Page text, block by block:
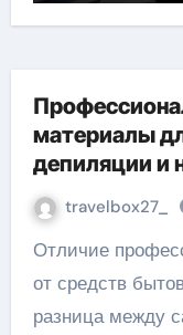
материалы
депиляции и
travelbox27_
Отличие профессиональной бьюти-косметики
от средств
разница между